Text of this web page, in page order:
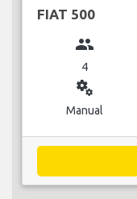
FIAT 500
group
4
miscellaneous_services
Manual